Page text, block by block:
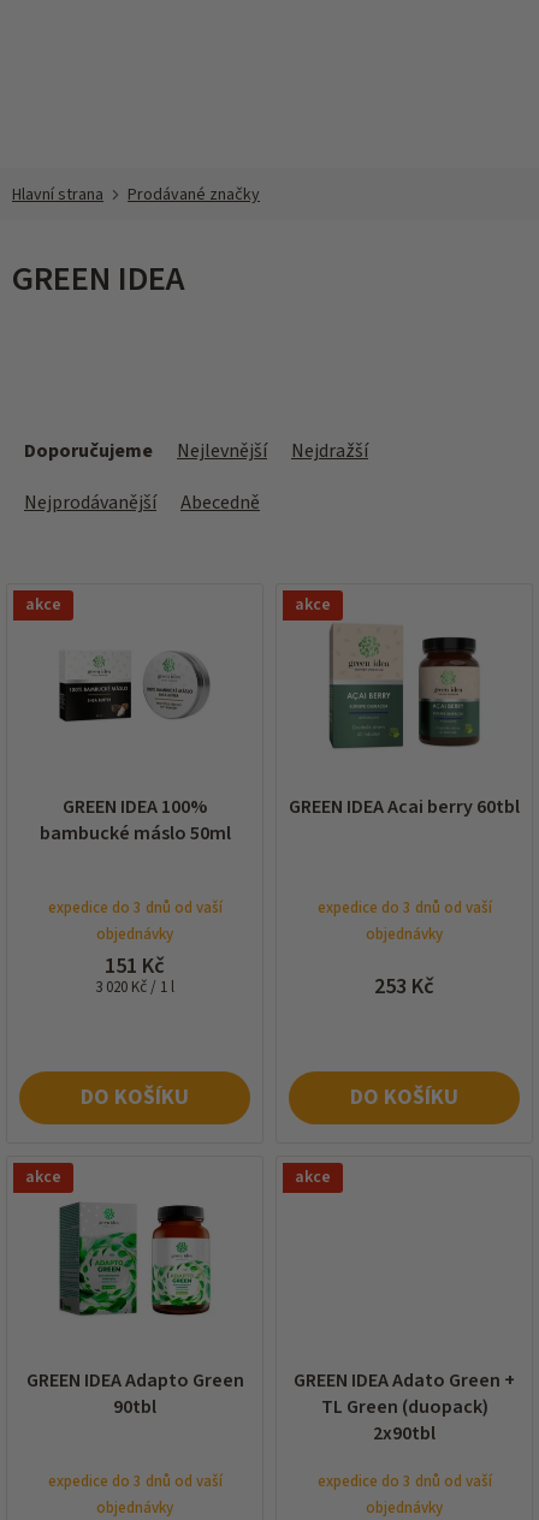
Prodávané značky
GREEN IDEA
o
Doporučujeme Nejlevnější
Nejdražší
Nejprodávanější
Abecedně
V
ý akce
GREEN IDEA 100%
bambucké máslo 50ml
expedice do 3 dnů od vaší
objednávky
151 Kč
Měrná
3 020 Kč / 1 l
DO KOŠÍKU
akce
GREEN IDEA Acai berry 60tbl
expedice do 3 dnů od vaší
objednávky
253 Kč
DO KOŠÍKU
akce
GREEN IDEA Adapto Green
90tbl
expedice do 3 dnů od vaší
objednávky
akce
GREEN IDEA Adato Green +
TL Green (duopack)
2x90tbl
expedice do 3 dnů od vaší
objednávky